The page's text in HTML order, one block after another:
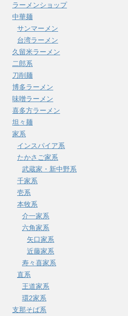
ラーメンショップ
中華麺
サンマーメン
台湾ラーメン
久留米ラーメン
二郎系
刀削麺
博多ラーメン
味噌ラーメン
喜多方ラーメン
坦々麺
家系
インスパイア系
たかさご家系
武蔵家・新中野系
千家系
壱系
本牧系
介一家系
六角家系
矢口家系
近藤家系
寿々喜家系
直系
王道家系
環2家系
支那そば系